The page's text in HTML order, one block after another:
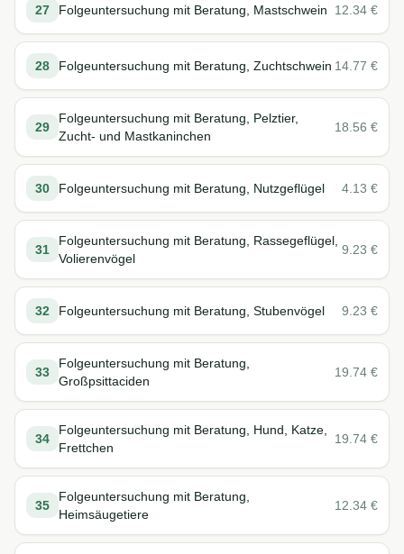
27 Folgeuntersuchung mit Beratung, Mastschwein 12.34 €
28 Folgeuntersuchung mit Beratung, Zuchtschwein 14.77 €
29
Folgeuntersuchung mit Beratung, Pelztier,
Zucht- und Mastkaninchen
18.56 €
30 Folgeuntersuchung mit Beratung, Nutzgeflügel 4.13 €
31
Folgeuntersuchung mit Beratung, Rassegeflügel,
Volierenvögel
9.23 €
32 Folgeuntersuchung mit Beratung, Stubenvögel 9.23 €
33
Folgeuntersuchung mit Beratung,
Großpsittaciden
19.74 €
34
Folgeuntersuchung mit Beratung, Hund, Katze,
Frettchen
19.74 €
35
Folgeuntersuchung mit Beratung,
Heimsäugetiere
12.34 €